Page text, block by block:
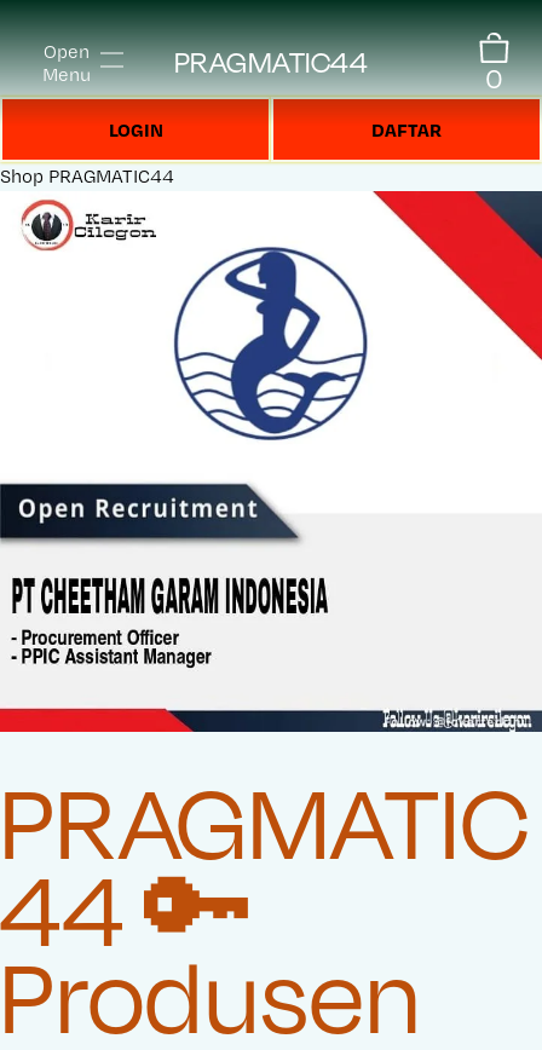
Open
Menu
PRAGMATIC44 0
LOGIN DAFTAR
Shop PRAGMATIC44
PRAGMATIC
44 🔑
Produsen